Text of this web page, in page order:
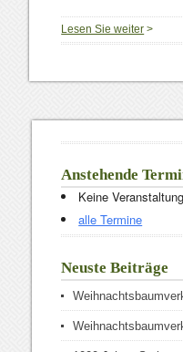
Lesen Sie weiter >
Anstehende
Keine
alle Termine
Neuste Beiträge